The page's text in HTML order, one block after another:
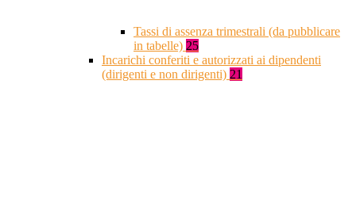
Tassi di assenza trimestrali (da pubblicare
in tabelle) 25
Incarichi conferiti e autorizzati ai dipendenti
(dirigenti e non dirigenti) 21